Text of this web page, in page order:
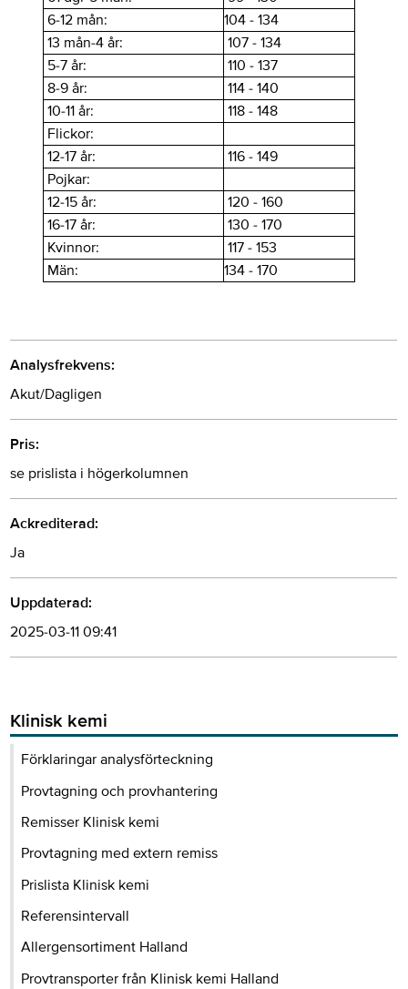
6-12 mån:
104 - 134
13 mån-4 år:
107 - 134
5-7 år:
110 - 137
8-9 år:
114 - 140
10-11 år:
118 - 148
Flickor:
12-17 år:
116 - 149
Pojkar:
12-15 år:
120 - 160
16-17 år:
130 - 170
Kvinnor:
117 - 153
Män:
134 - 170
Analysfrekvens:
Akut/Dagligen
Pris:
se prislista i högerkolumnen
Ackrediterad:
Ja
Uppdaterad:
2025-03-11 09:41
Klinisk kemi
Förklaringar analysförteckning
Provtagning och provhantering
Remisser Klinisk kemi
Provtagning med extern remiss
Prislista Klinisk kemi
Referensintervall
Allergensortiment Halland
Provtransporter från Klinisk kemi Halland